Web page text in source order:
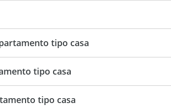
tipo casa
tipo casa
tipo casa